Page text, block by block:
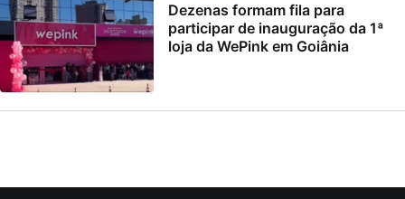
Dezenas formam fila para
participar de inauguração da 1ª
loja da WePink em Goiânia